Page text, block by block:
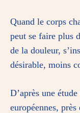
Quand le corps
peut se faire plus
de la douleur,
désirable, moins
D’après une étude
européennes, près